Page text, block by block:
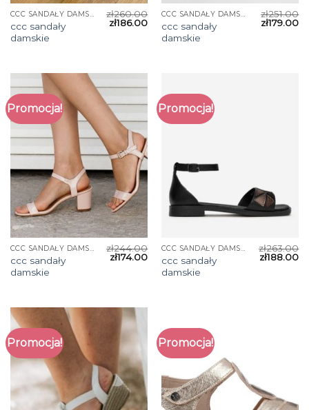
CCC SANDAŁY DAMSKIE
ccc sandały
damskie
zł260.00
zł186.00
CCC SANDAŁY DAMSKIE
ccc sandały
damskie
zł251.00
zł179.00
Promocja!
CCC SANDAŁY DAMSKIE
ccc sandały
damskie
zł244.00
zł174.00
Promocja!
CCC SANDAŁY DAMSKIE
ccc sandały
damskie
zł263.00
zł188.00
Promocja! Promocja!